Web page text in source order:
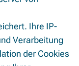
Ihre IP-
Verarbeitung
der Cookies